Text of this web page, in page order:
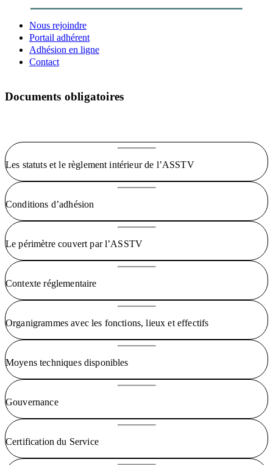
Nous rejoindre
Portail adhérent
Adhésion en ligne
Contact
Documents obligatoires
Les statuts et le règlement intérieur de l’ASSTV
Conditions d’adhésion
Le périmètre couvert par l’ASSTV
Contexte réglementaire
Organigrammes avec les fonctions, lieux et effectifs
Moyens techniques disponibles
Gouvernance
Certification du Service